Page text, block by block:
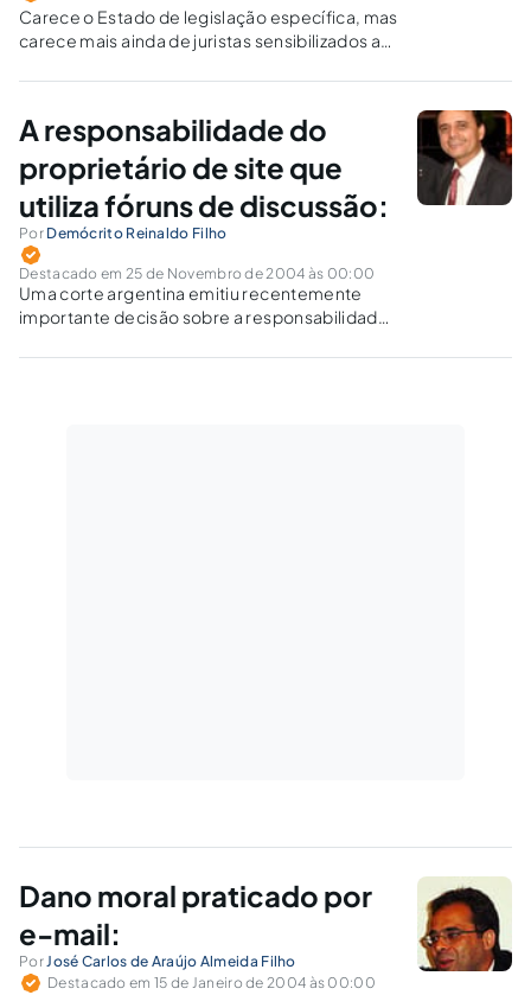
Carece o Estado de legislação específica, mas
carece mais ainda de juristas sensibilizados a
compreensão não apenas do impacto
informacional pode gerar, mas acima de tudo
o impacto coletivo trazido pela informação
irresponsável.
A responsabilidade do
proprietário de site que
utiliza fóruns de discussão:
Por Demócrito Reinaldo Filho
Destacado em 25 de Novembro de 2004 às 00:00
Uma corte argentina emitiu recentemente
importante decisão sobre a responsabilidade
juízes da "Sala Primera de la Cámara Civil y
Dano moral praticado por
e-mail:
PorJosé Carlos de Araújo Almeida Filho
Destacado em 15 de Janeiro de 2004 às 00:00